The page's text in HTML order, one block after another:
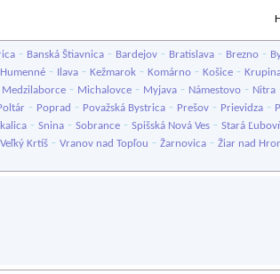
- Banská Štiavnica - Bardejov - Bratislava - Brezno -
Humenné - Ilava - Kežmarok - Komárno - Košice -
Medzilaborce - Michalovce - Myjava - Námestovo - Nitra
- Poprad - Považská Bystrica - Prešov - Prievidza -
- Snina - Sobrance - Spišská Nová Ves - Stará
Veľký Krtíš - Vranov nad Topľou - Žarnovica - Žiar nad